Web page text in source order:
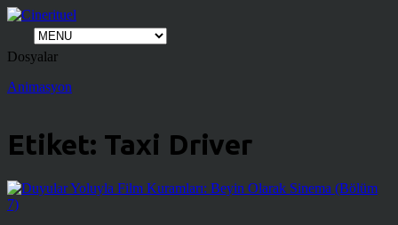
Dosyalar
Animasyon
Etiket: Taxi Driver